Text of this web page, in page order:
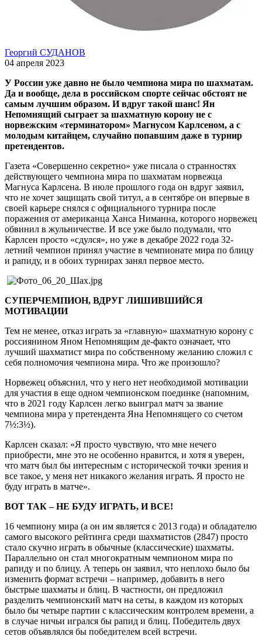
Георгий СУДАНОВ
04 апреля 2023
У России уже давно не было чемпиона мира по шахматам.
Да и вообще, дела в российском спорте сейчас обстоят не
самым лучшим образом. И вдруг такой шанс! Ян
Непомнящий сыграет за шахматную корону не с
норвежским «терминатором» Магнусом Карлсеном, а с
молодым китайцем, случайно попавшим даже в турнир
претендентов.
Газета «Совершенно секретно» уже писала о странностях
действующего чемпиона мира по шахматам норвежца
Магнуса Карлсена. В июле прошлого года он вдруг заявил,
что не хочет защищать свой титул, а в сентябре он впервые в
своей карьере снялся с официального турнира после
поражения от американца Ханса Ниманна, которого норвежец
обвинил в жульничестве. И все уже было подумали, что
Карлсен просто «сдулся», но уже в декабре 2022 года 32-
летний чемпион принял участие в чемпионате мира по блицу
и рапиду, и в обоих турнирах занял первое место.
СУПЕРЧЕМПИОН, ВДРУГ ЛИШИВШИЙСЯ
МОТИВАЦИИ
Тем не менее, отказ играть за «главную» шахматную корону с
россиянином Яном Непомнящим де-факто означает, что
лучший шахматист мира по собственному желанию сложил с
себя полномочия чемпиона мира. Что же произошло?
Норвежец объяснил, что у него нет необходимой мотивации
для участия в еще одном чемпионском поединке (напомним,
что в 2021 году Карлсен легко выиграл матч за звание
чемпиона мира у претендента Яна Непомнящего со счетом
7½:3½).
Карлсен сказал: «Я просто чувствую, что мне нечего
приобрести, мне это не особенно нравится, и хотя я уверен,
что матч был бы интересным с исторической точки зрения и
все такое, у меня нет никакого желания играть. Я просто не
буду играть в матче».
ВОТ ТАК – НЕ БУДУ ИГРАТЬ, И ВСЕ!
16 чемпиону мира (а он им является с 2013 года) и обладателю
самого высокого рейтинга среди шахматистов (2847) просто
стало скучно играть в обычные (классические) шахматы.
Параллельно он стал многократным чемпионом мира по
рапиду и по блицу. А теперь он заявил, что неплохо было бы
изменить формат встречи – например, добавить в него
быстрые шахматы и блиц. В частности, он предложил
разделить чемпионский матч на сеты, в каждом из которых
было бы четыре партии с классическим контролем времени, а
в случае ничьи игрался бы рапид и блиц. Победитель двух
сетов объявлялся бы победителем всей встречи.